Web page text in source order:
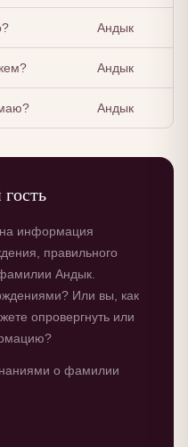
Андык
Андык
Андык
информация
правильного
Андык.
Или вы, как
опровергнуть или
о фамилии